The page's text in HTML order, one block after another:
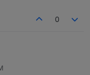
0
kann.